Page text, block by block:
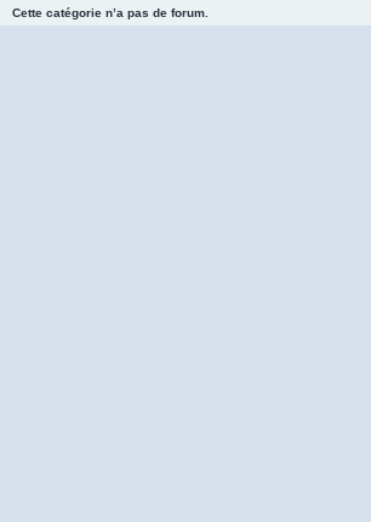
Cette catégorie n’a pas de forum.